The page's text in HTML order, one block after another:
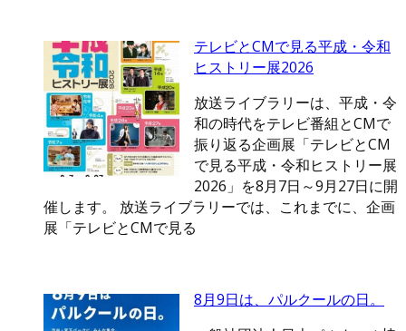
テレビとCMで見る平成・令和
ヒストリー展2026
放送ライブラリーは、平成・令
和の時代をテレビ番組とCMで
振り返る企画展「テレビとCM
で見る平成・令和ヒストリー展
2026」を8月7日～9月27日に開
催します。 放送ライブラリーでは、これまでに、企画
展「テレビとCMで見る
8月9日は、パルクールの日。